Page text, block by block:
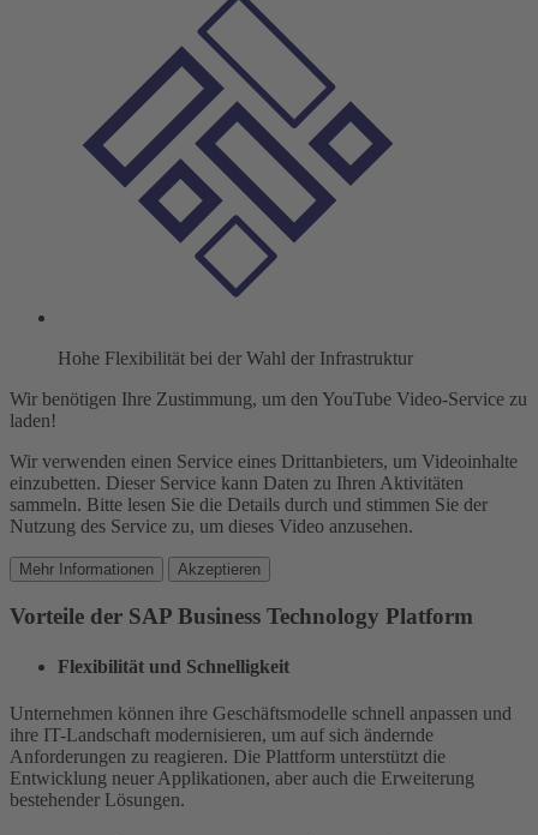
Hohe Flexibilität bei der Wahl der Infrastruktur
Wir benötigen Ihre Zustimmung, um den YouTube Video-Service zu
laden!
Wir verwenden einen Service eines Drittanbieters, um Videoinhalte
einzubetten. Dieser Service kann Daten zu Ihren Aktivitäten
sammeln. Bitte lesen Sie die Details durch und stimmen Sie der
Nutzung des Service zu, um dieses Video anzusehen.
Mehr Informationen Akzeptieren
Vorteile der SAP Business Technology Platform
Flexibilität und Schnelligkeit
Unternehmen können ihre Geschäftsmodelle schnell anpassen und
ihre IT-Landschaft modernisieren, um auf sich ändernde
Anforderungen zu reagieren. Die Plattform unterstützt die
Entwicklung neuer Applikationen, aber auch die Erweiterung
bestehender Lösungen.